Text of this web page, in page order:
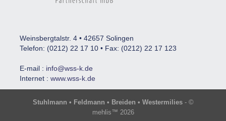
Weinsbergtalstr. 4 • 42657 Solingen
Telefon: (0212) 22 17 10 • Fax: (0212) 22 17 123
E-mail : info@wss-k.de
Internet : www.wss-k.de
Stuhlmann • Feldmann • Breiden • Westermilies- ©
mehlis™ 2026